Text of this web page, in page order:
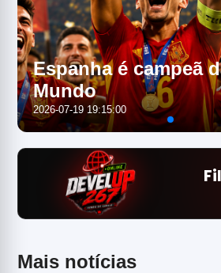
Espanha é campeã
Mundo
2026-07-19 19:15:00
Mais notícias